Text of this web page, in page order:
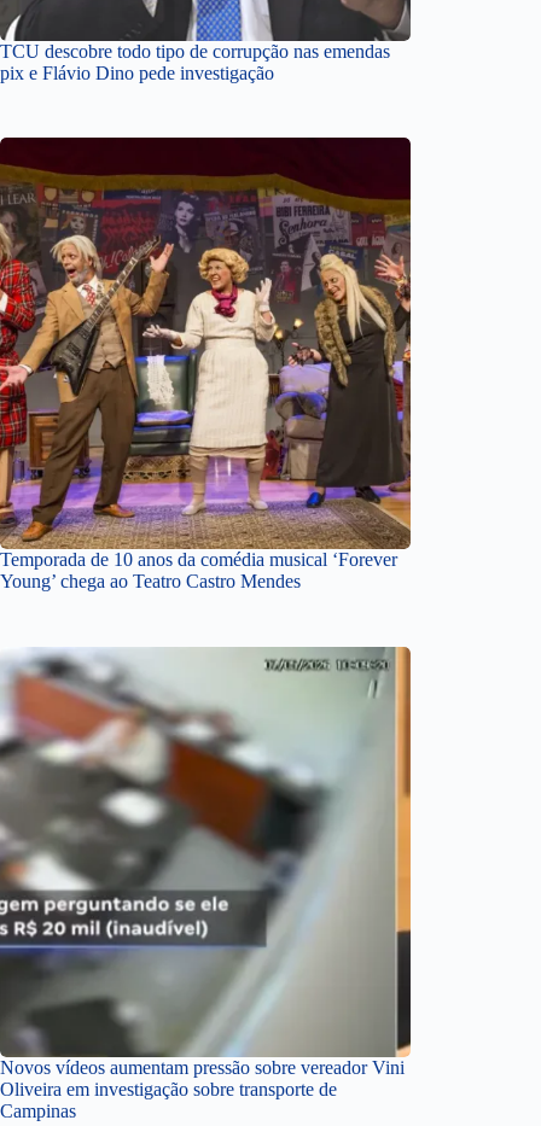
TCU descobre todo tipo de corrupção nas emendas
pix e Flávio Dino pede investigação
Temporada de 10 anos da comédia musical ‘Forever
Young’ chega ao Teatro Castro Mendes
Novos vídeos aumentam pressão sobre vereador Vini
Oliveira em investigação sobre transporte de
Campinas